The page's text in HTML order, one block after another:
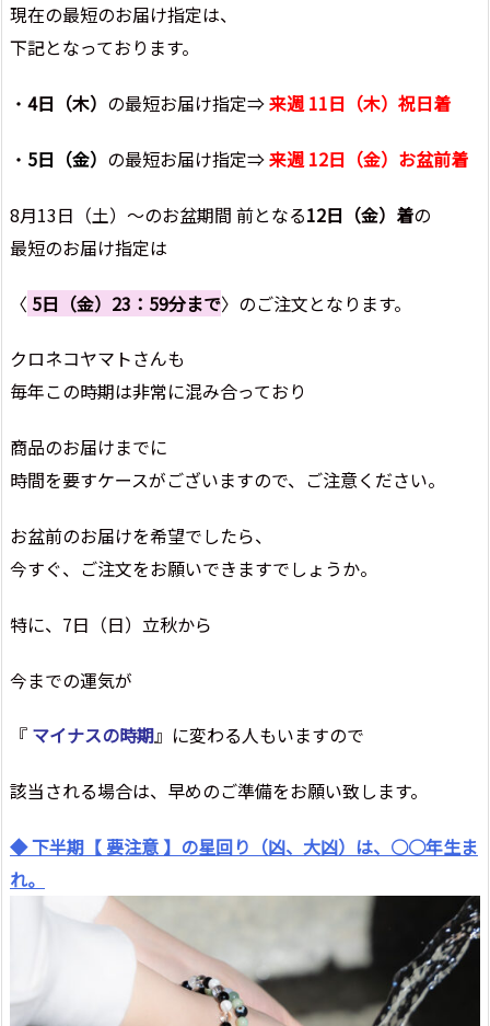
現在の最短のお届け指定は、
下記となっております。
・ 4日（木） の最短お届け指定⇒来週 11日（木）祝日着
・ 5日（金） の最短お届け指定⇒来週 12日（金）お盆前着
8月13日（土）～のお盆期間 前となる12日（金）着の
最短のお届け指定は
〈 5日（金）23：59分まで〉のご注文となります。
クロネコヤマトさんも
毎年この時期は非常に混み合っており
商品のお届けまでに
時間を要すケースがございますので、ご注意ください。
お盆前のお届けを希望でしたら、
今すぐ、ご注文をお願いできますでしょうか。
特に、7日（日）立秋から
今までの運気が
『 マイナスの時期』に変わる人もいますので
該当される場合は、早めのご準備をお願い致します。
◆ 下半期【 要注意 】の星回り（凶、大凶）は、○○年生ま
れ。